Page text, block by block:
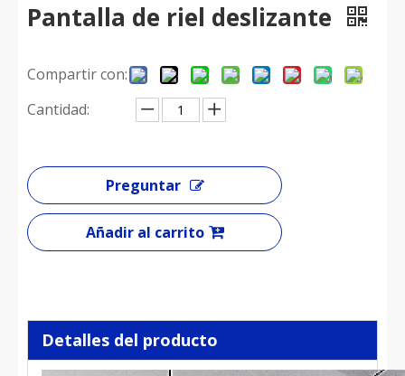
Pantalla de riel deslizante
Compartir con:
Cantidad:
Preguntar
Añadir al carrito
Detalles del producto